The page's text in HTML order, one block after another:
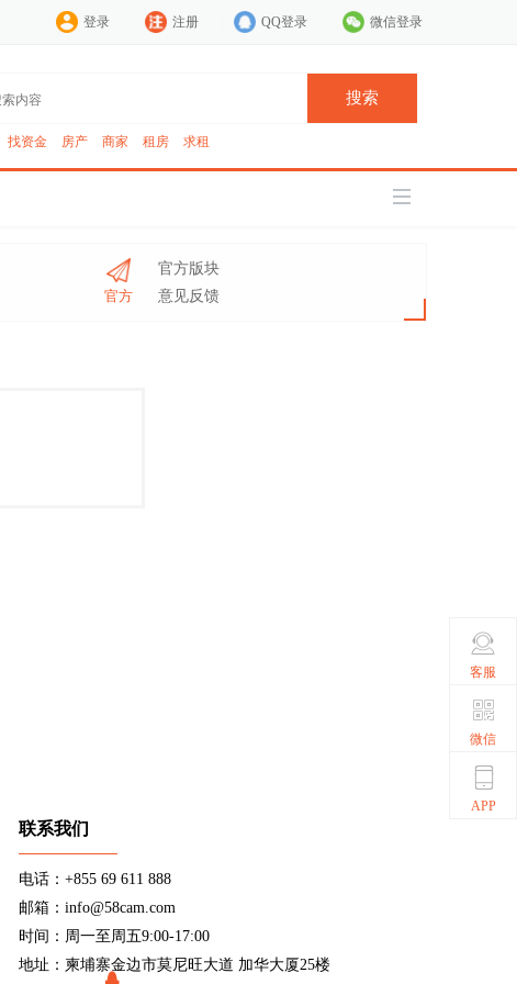
登录 注册 QQ登录 微信登录
搜索
找资金 房产 商家 租房 求租
官方
官方版块
意见反馈
联系我们
电话：+855 69 611 888
邮箱：info@58cam.com
时间：周一至周五9:00-17:00
地址：柬埔寨金边市莫尼旺大道 加华大厦25楼
客服
微信
APP